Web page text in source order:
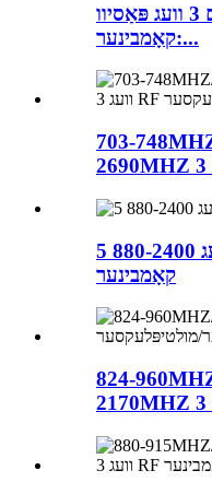
קינליאָן שטעלט פאר דעם 3 וועג פּאַסיוו
קאָמבינער:...
703-
5 וועג 880-2400MHZ RF מאַכט
קאָמבינער
824-